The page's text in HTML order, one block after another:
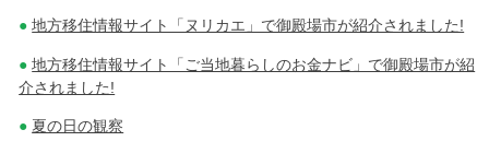
地方移住情報サイト「ヌリカエ」で御殿場市が紹介されました!
地方移住情報サイト「ご当地暮らしのお金ナビ」で御殿場市が紹
介されました!
夏の日の観察